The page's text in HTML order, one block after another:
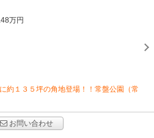
万円
約１３５坪の角地登場！！常盤公園（常
お問い合わせ